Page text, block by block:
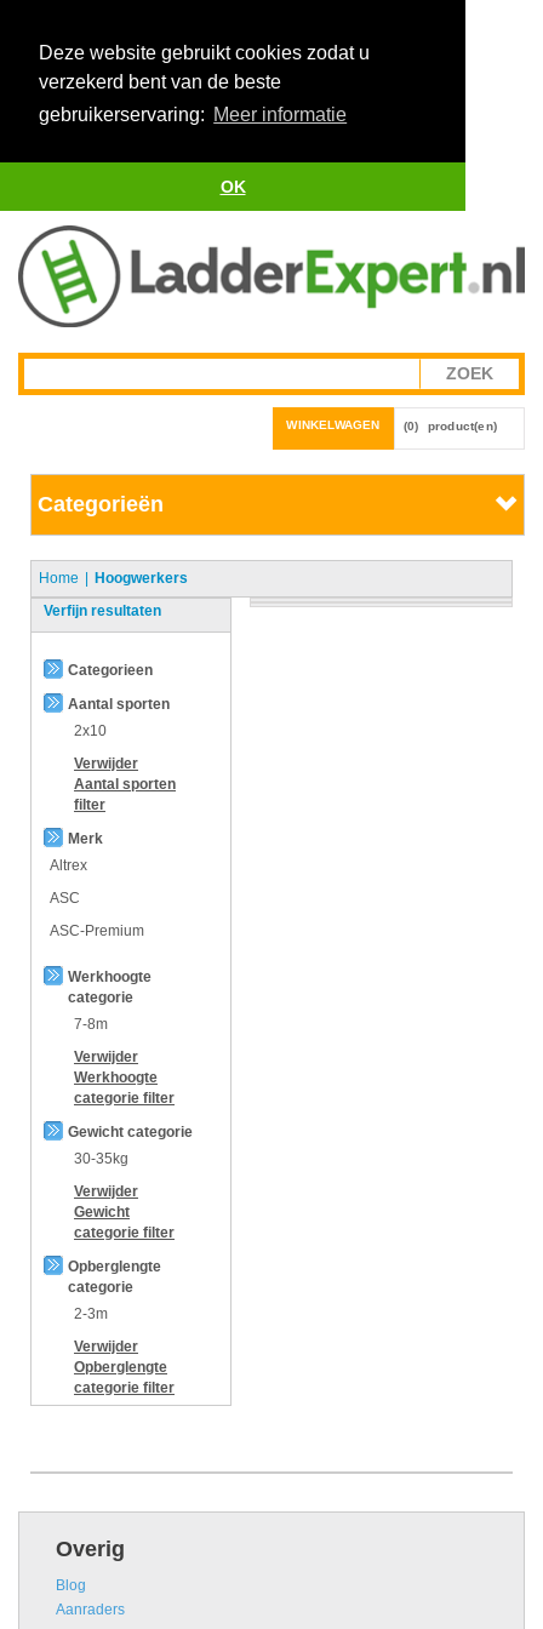
Deze website gebruikt cookies zodat u
verzekerd bent van de beste
gebruikerservaring: Meer informatie
OK
WINKELWAGEN (0) product(en)
Categorieën
Home
Hoogwerkers
Verfijn resultaten
Categorieen
Aantal sporten
2x10
Verwijder
Aantal sporten
filter
Merk
Altrex
ASC
ASC-Premium
Werkhoogte
categorie
7-8m
Verwijder
Werkhoogte
categorie filter
Gewicht categorie
30-35kg
Verwijder
Gewicht
categorie filter
Opberglengte
categorie
2-3m
Verwijder
Opberglengte
categorie filter
Overig
Blog
Aanraders